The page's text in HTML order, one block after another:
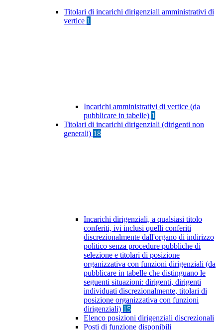
Titolari di incarichi dirigenziali amministrativi di
vertice 1
Incarichi amministrativi di vertice (da
pubblicare in tabelle) 1
Titolari di incarichi dirigenziali (dirigenti non
generali) 18
Incarichi dirigenziali, a qualsiasi titolo
conferiti, ivi inclusi quelli conferiti
discrezionalmente dall'organo di indirizzo
politico senza procedure pubbliche di
selezione e titolari di posizione
organizzativa con funzioni dirigenziali (da
pubblicare in tabelle che distinguano le
seguenti situazioni: dirigenti, dirigenti
individuati discrezionalmente, titolari di
posizione organizzativa con funzioni
dirigenziali) 15
Elenco posizioni dirigenziali discrezionali
Posti di funzione disponibili